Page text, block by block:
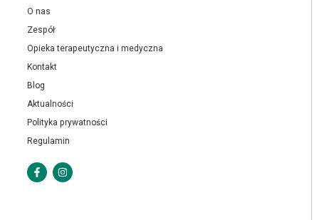
O nas
Zespół
Opieka terapeutyczna i medyczna
Kontakt
Blog
Aktualności
Polityka prywatności
Regulamin